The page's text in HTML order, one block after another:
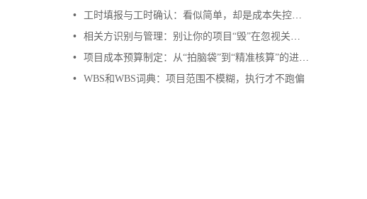
•
工时填报与工时确认：看似简单，却是成本失控的最大漏洞
•
相关方识别与管理：别让你的项目“毁”在忽视关键人上
•
项目成本预算制定：从“拍脑袋”到“精准核算”的进阶之路
•
WBS和WBS词典：项目范围不模糊，执行才不跑偏